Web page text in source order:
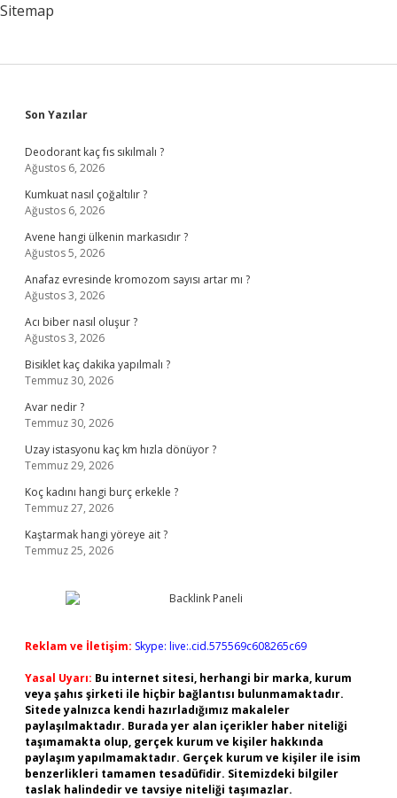
Sitemap
Sidebar
Son Yazılar
Deodorant kaç fıs sıkılmalı ?
Ağustos 6, 2026
Kumkuat nasıl çoğaltılır ?
Ağustos 6, 2026
Avene hangi ülkenin markasıdır ?
Ağustos 5, 2026
Anafaz evresinde kromozom sayısı artar mı ?
Ağustos 3, 2026
Acı biber nasıl oluşur ?
Ağustos 3, 2026
Bisiklet kaç dakika yapılmalı ?
Temmuz 30, 2026
Avar nedir ?
Temmuz 30, 2026
Uzay istasyonu kaç km hızla dönüyor ?
Temmuz 29, 2026
Koç kadını hangi burç erkekle ?
Temmuz 27, 2026
Kaştarmak hangi yöreye ait ?
Temmuz 25, 2026
Reklam ve İletişim: Skype: live:.cid.575569c608265c69
Yasal Uyarı: Bu internet sitesi, herhangi bir marka, kurum
veya şahıs şirketi ile hiçbir bağlantısı bulunmamaktadır.
Sitede yalnızca kendi hazırladığımız makaleler
paylaşılmaktadır. Burada yer alan içerikler haber niteliği
taşımamakta olup, gerçek kurum ve kişiler hakkında
paylaşım yapılmamaktadır. Gerçek kurum ve kişiler ile isim
benzerlikleri tamamen tesadüfidir. Sitemizdeki bilgiler
taslak halindedir ve tavsiye niteliği taşımazlar.